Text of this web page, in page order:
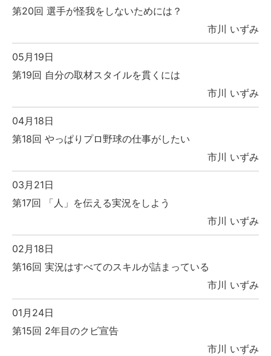
第20回 選手が怪我をしないためには？
市川 いずみ
05月19日
第19回 自分の取材スタイルを貫くには
市川 いずみ
04月18日
第18回 やっぱりプロ野球の仕事がしたい
市川 いずみ
03月21日
第17回 「人」を伝える実況をしよう
市川 いずみ
02月18日
第16回 実況はすべてのスキルが詰まっている
市川 いずみ
01月24日
第15回 2年目のクビ宣告
市川 いずみ